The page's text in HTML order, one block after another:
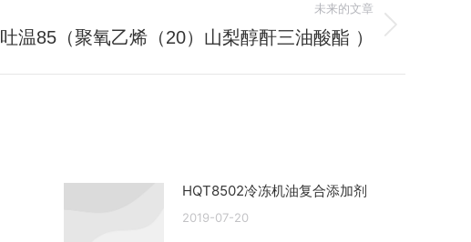
未来的文章
吐温85（聚氧乙烯（20）山梨醇酐三油酸酯 ）
HQT8502冷冻机油复合添加剂
2019-07-20